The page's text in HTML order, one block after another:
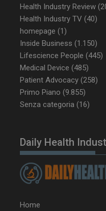
Health Industry Review
Health Industry TV (40)
homepage (1)
Inside Business (1.150)
Lifescience People (445)
Medical Device (485)
Patient Advocacy (258)
Primo Piano (9.855)
Senza categoria (16)
Daily Health
Home
_ga_Z2VT792F98
tracking-sites-
ironfish-tracking-
enable
CookieScriptConsent